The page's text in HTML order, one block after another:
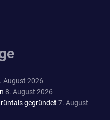
August 2026
8. August 2026
gegründet 7. August